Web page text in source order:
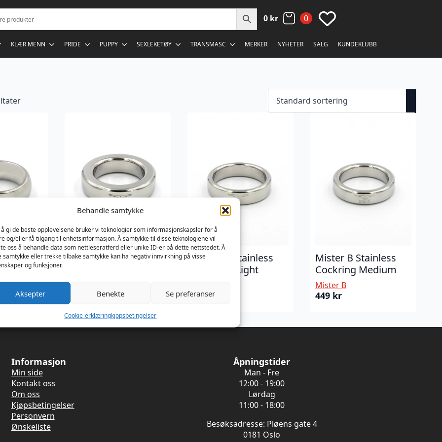
Behandle samtykke
å gi de beste opplevelsene bruker vi teknologier som informasjonskapsler for å
og/eller få tilgang til enhetsinformasjon. Å samtykke til disse teknologiene vil
oss å behandle data som nettleseratferd eller unike ID-er på dette nettstedet. Å
samtykke eller trekke tilbake samtykke kan ha negativ innvirkning på visse
og funksjoner.
Aksepter Benekte Se preferanser
Cookie-erklæringkjopsbetingelser
0 kr 0
KLÆR MENN PRIDE PUPPY SEXLEKETØY TRANSMASC MERKER NYHETER SALG KUNDEKLUBB
Mister B Stainless
Mister B
Mister B Stainless
Cockring Light
399kr
Mister B Stainless
Cockring Medium
Mister B
449 kr
Informasjon
Min side
Kontakt oss
Om oss
Kjøpsbetingelser
Personvern
Ønskeliste
Åpningstider
Man - Fre
12:00 - 19:00
Lørdag
11:00 - 18:00
Besøksadresse: Pløens gate 4
0181 Oslo